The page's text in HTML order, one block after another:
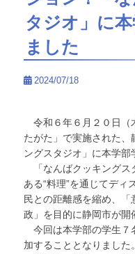
タジオ」に
ました
2024/07/18
令和６年６月２０日（
たがた」で実施された
ングスタジオ」に本学部
「なんばクッキングス
ある“料理”を通じてディ
民との距離感を縮め、
政」を目的に静岡市が開
今回は本学部の学生７
加することとなりました。